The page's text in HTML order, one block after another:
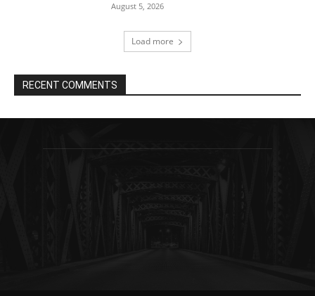
August 5, 2026
Load more
RECENT COMMENTS